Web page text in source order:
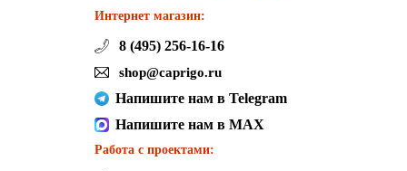
Интернет магазин:
8 (495) 256-16-16
shop@caprigo.ru
Напишите нам в Telegram
Напишите нам в MAX
Работа с проектами: